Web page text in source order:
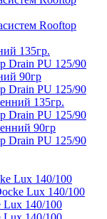
Rooftop
135гр.
Drain PU 125/90
90гр
Drain PU 125/90
135гр.
Drain PU 125/90
90гр
Drain PU 125/90
Lux 140/100
Lux 140/100
Lux 140/100